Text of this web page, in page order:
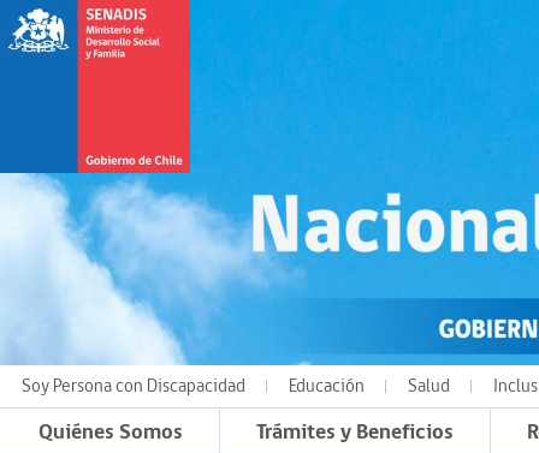
Soy Persona con Discapacidad Educación Salud
Quiénes Somos Trámites y Beneficios